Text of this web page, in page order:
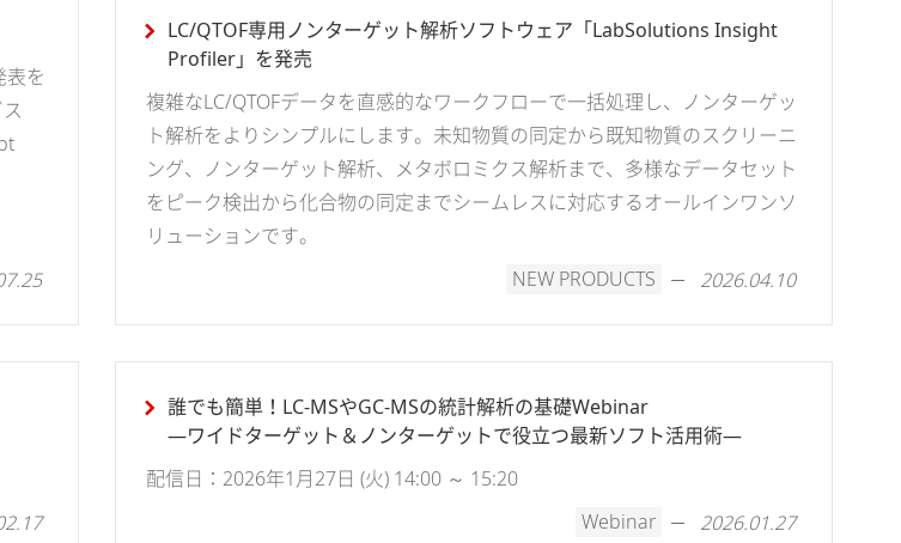
を
LC/QTOF専用ノンターゲット解析ソフトウェア「LabSolutions Insight
Profiler」を発売
複雑なLC/QTOFデータを直感的なワークフローで一括処理し、ノンターゲッ
ト解析をよりシンプルにします。未知物質の同定から既知物質のスクリーニ
ング、ノンターゲット解析、メタボロミクス解析まで、多様なデータセット
をピーク検出から化合物の同定までシームレスに対応するオールインワンソ
リューションです。
NEW PRODUCTS
2026.04.10
誰でも簡単！LC-MSやGC-MSの統計解析の基礎Webinar
―ワイドターゲット＆ノンターゲットで役立つ最新ソフト活用術―
配信日：2026年1月27日 (火) 14:00 ～ 15:20
Webinar
2026.01.27